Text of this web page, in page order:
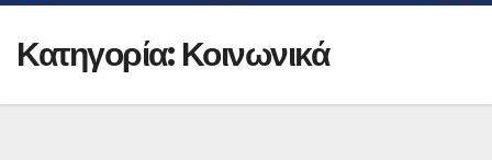
Κατηγορία: Κοινωνικά